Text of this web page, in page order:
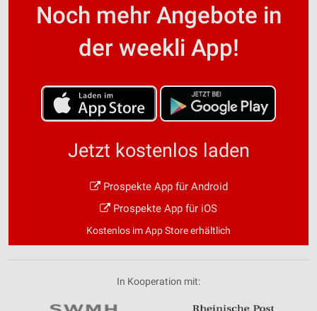
Noch mehr Angebote in
der weekli App!
Jetzt kostenlos laden
Prospekte App für Android
Prospekte App für iOS
Kostenlos im App Store erhältlich
In Kooperation mit: